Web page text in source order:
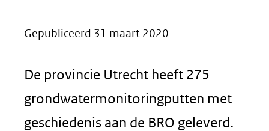
Gepubliceerd 31 maart 2020
De provincie Utrecht heeft 275
grondwatermonitoringputten met
geschiedenis aan de BRO geleverd.